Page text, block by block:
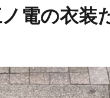
電の衣装